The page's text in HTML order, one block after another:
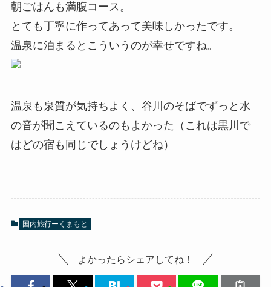
朝ごはんも満腹コース。
とても丁寧に作ってあって美味しかったです。
温泉に泊まるとこういうのが幸せですね。
温泉も泉質が気持ちよく、谷川のそばでずっと水
の音が聞こえているのもよかった（これは黒川で
はどの宿も同じでしょうけどね）
国内旅行ーくまもと
よかったらシェアしてね！